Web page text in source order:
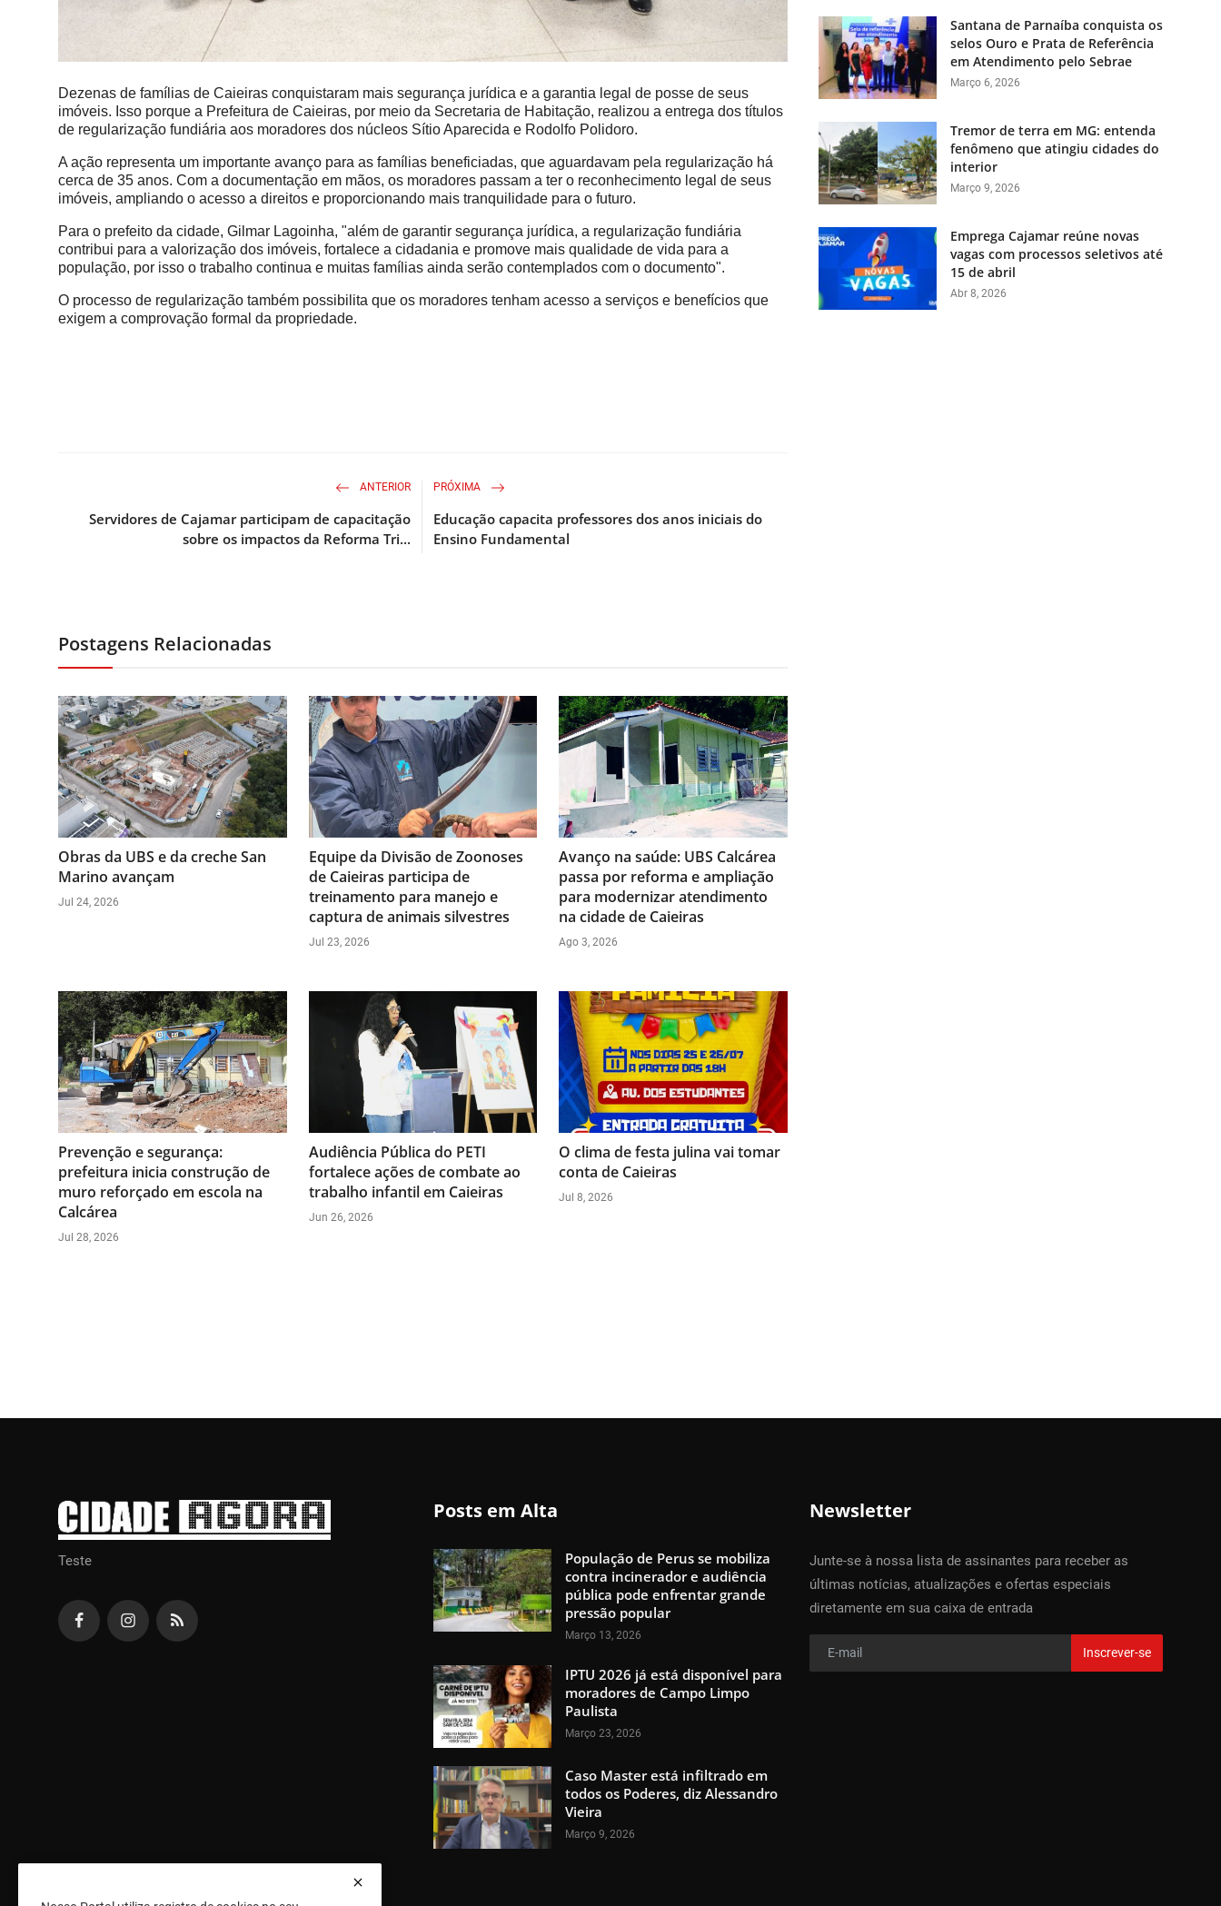
Dezenas de famílias de Caieiras conquistaram mais segurança jurídica e a garantia legal de posse de seus
imóveis. Isso porque a Prefeitura de Caieiras, por meio da Secretaria de Habitação, realizou a entrega dos títulos
de regularização fundiária aos moradores dos núcleos Sítio Aparecida e Rodolfo Polidoro.
A ação representa um importante avanço para as famílias beneficiadas, que aguardavam pela regularização há
cerca de 35 anos. Com a documentação em mãos, os moradores passam a ter o reconhecimento legal de seus
imóveis, ampliando o acesso a direitos e proporcionando mais tranquilidade para o futuro.
Para o prefeito da cidade, Gilmar Lagoinha, "além de garantir segurança jurídica, a regularização fundiária
contribui para a valorização dos imóveis, fortalece a cidadania e promove mais qualidade de vida para a
população, por isso o trabalho continua e muitas famílias ainda serão contemplados com o documento".
O processo de regularização também possibilita que os moradores tenham acesso a serviços e benefícios que
exigem a comprovação formal da propriedade.
ANTERIOR
Servidores de Cajamar participam de capacitação
sobre os impactos da Reforma Tri...
PRÓXIMA
Educação capacita professores dos anos iniciais do
Ensino Fundamental
Postagens Relacionadas
Obras da UBS e da creche San
Marino avançam
Jul 24, 2026
Equipe da Divisão de Zoonoses
de Caieiras participa de
treinamento para manejo e
captura de animais silvestres
Jul 23, 2026
Avanço na saúde: UBS Calcárea
passa por reforma e ampliação
para modernizar atendimento
na cidade de Caieiras
Ago 3, 2026
Prevenção e segurança:
prefeitura inicia construção de
muro reforçado em escola na
Calcárea
Jul 28, 2026
Audiência Pública do PETI
fortalece ações de combate ao
trabalho infantil em Caieiras
Jun 26, 2026
O clima de festa julina vai tomar
conta de Caieiras
Jul 8, 2026
Santana de Parnaíba conquista os
selos Ouro e Prata de Referência
em Atendimento pelo Sebrae
Março 6, 2026
Tremor de terra em MG: entenda
fenômeno que atingiu cidades do
interior
Março 9, 2026
Emprega Cajamar reúne novas
vagas com processos seletivos até
15 de abril
Abr 8, 2026
Teste
Posts em Alta
População de Perus se mobiliza
contra incinerador e audiência
pública pode enfrentar grande
pressão popular
Março 13, 2026
IPTU 2026 já está disponível para
moradores de Campo Limpo
Paulista
Março 23, 2026
Caso Master está infiltrado em
todos os Poderes, diz Alessandro
Vieira
Março 9, 2026
Newsletter
Junte-se à nossa lista de assinantes para receber as
últimas notícias, atualizações e ofertas especiais
diretamente em sua caixa de entrada
Inscrever-se